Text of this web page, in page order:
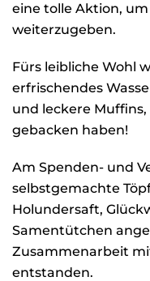
eine tolle Aktion,
weiterzugeben.
Fürs leibliche Wohl
erfrischendes
und leckere
gebacken haben!
Am Spenden- und
selbstgemachte
Holundersaft,
Samentütchen
Zusammenarbeit
entstanden.